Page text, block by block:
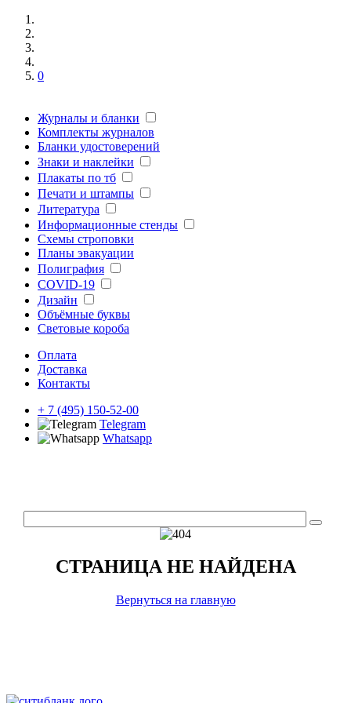
0
Журналы и бланки
Комплекты журналов
Бланки удостоверений
Знаки и наклейки
Плакаты по тб
Печати и штампы
Литература
Информационные стенды
Схемы строповки
Планы эвакуации
Полиграфия
COVID-19
Дизайн
Объёмные буквы
Световые короба
Оплата
Доставка
Контакты
+ 7 (495) 150-52-00
Telegram
Whatsapp
СТРАНИЦА НЕ НАЙДЕНА
Вернуться на главную